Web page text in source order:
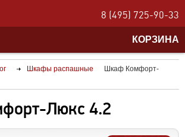
8 (495) 725-90-33
КОРЗИНА
Шкафы распашные
Шкаф Комфорт-
Люкс 4.2